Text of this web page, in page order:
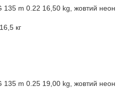
m 0.22 16,50 kg, жовтий неон
кг
m 0.25 19,00 kg, жовтий неон